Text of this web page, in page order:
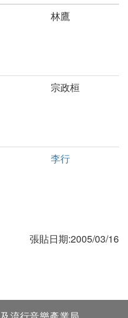
林鷹
宗政桓
李行
張貼日期:2005/03/16